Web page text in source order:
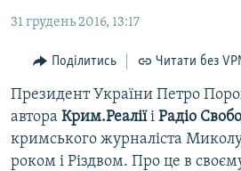
основної
навігації
Перейти
пошуку
БЛОГИ
ПОГЛЯД
ІНТЕРВ'Ю
ВСЕ ЗА ДЕНЬ
СПЕЦПРОЕКТИ
31 грудень 2016, 13:17
Поділитись Читати без
Президент України Петро
автора Крим.Реаліїі Радіо
кримського журналіста
роком і Різдвом. Про це в